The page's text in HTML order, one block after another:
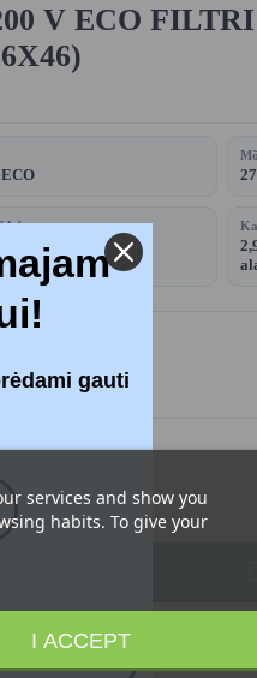
V ECO
(M5+M5)
services and show you
habits. To give your
I ACCEPT
gauti